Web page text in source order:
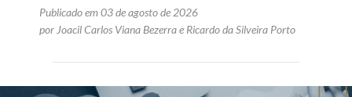
Publicado em 03 de agosto de 2026
por Joacil Carlos Viana Bezerrae Ricardo da Silveira Porto